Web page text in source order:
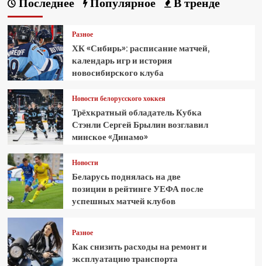
Разное
ХК «Сибирь»: расписание матчей,
календарь игр и история
новосибирского клуба
Новости белорусского хоккея
Трёхкратный обладатель Кубка
Стэнли Сергей Брылин возглавил
минское «Динамо»
Новости
Беларусь поднялась на две
позиции в рейтинге УЕФА после
успешных матчей клубов
Разное
Как снизить расходы на ремонт и
эксплуатацию транспорта